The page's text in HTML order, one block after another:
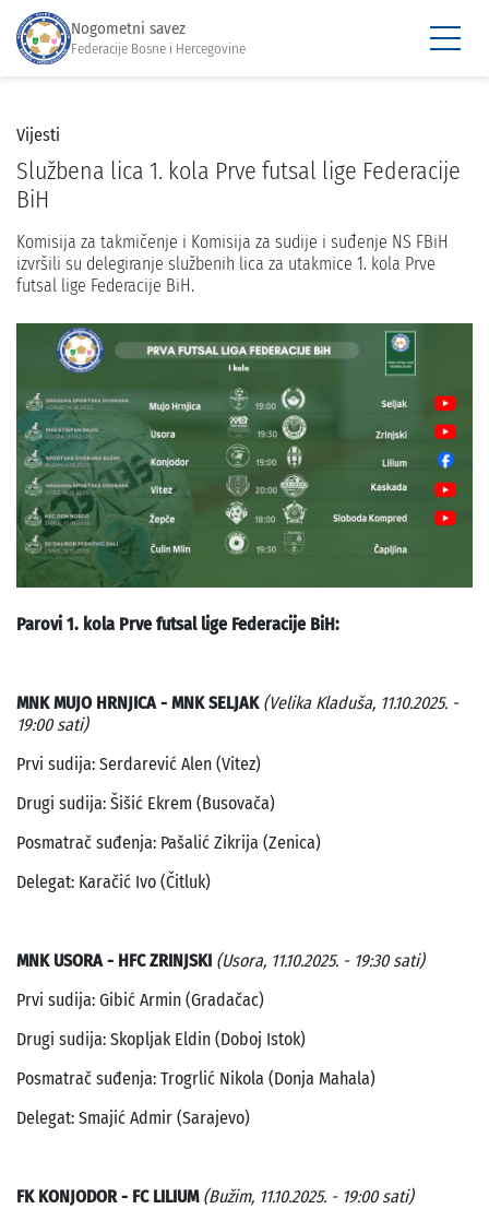
Nogometni savez
Federacije Bosne i Hercegovine
Vijesti
Službena lica 1. kola Prve futsal lige Federacije
BiH
Komisija za takmičenje i Komisija za sudije i suđenje NS FBiH
izvršili su delegiranje službenih lica za utakmice 1. kola Prve
futsal lige Federacije BiH.
Parovi 1. kola Prve futsal lige Federacije BiH:
MNK MUJO HRNJICA - MNK SELJAK (Velika Kladuša, 11.10.2025. -
19:00 sati)
Prvi sudija: Serdarević Alen (Vitez)
Drugi sudija: Šišić Ekrem (Busovača)
Posmatrač suđenja: Pašalić Zikrija (Zenica)
Delegat: Karačić Ivo (Čitluk)
MNK USORA - HFC ZRINJSKI (Usora, 11.10.2025. - 19:30 sati)
Prvi sudija: Gibić Armin (Gradačac)
Drugi sudija: Skopljak Eldin (Doboj Istok)
Posmatrač suđenja: Trogrlić Nikola (Donja Mahala)
Delegat: Smajić Admir (Sarajevo)
FK KONJODOR - FC LILIUM (Bužim, 11.10.2025. - 19:00 sati)